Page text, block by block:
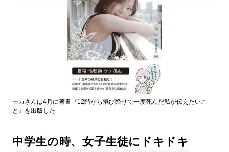
モカさんは4月に著書『12階から飛び降りて一度死んだ私が伝えたいこ
と』を出版した
中学生の時、女子生徒にドキドキ